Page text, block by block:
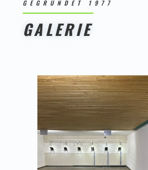
GEGRÜNDET 1977
GALERIE